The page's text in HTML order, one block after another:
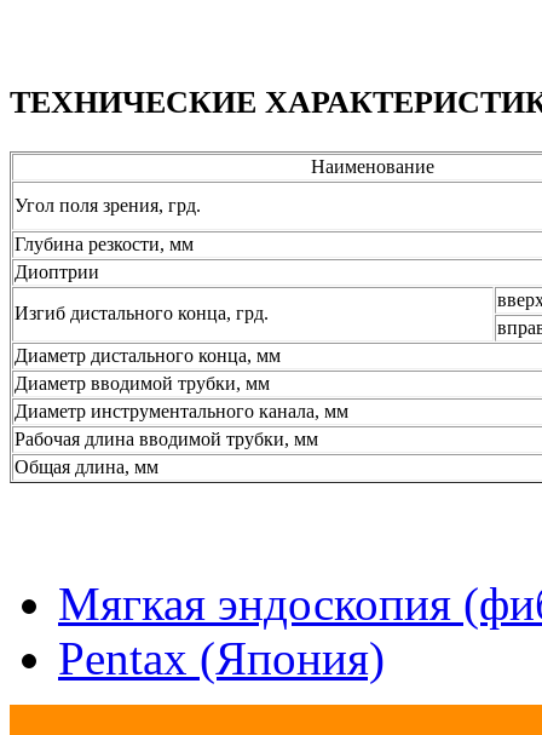
ТЕХНИЧЕСКИЕ
Наименование
Угол поля зрения, грд.
Глубина резкости, мм
Диоптрии
Изгиб дистального конца, грд.
Диаметр дистального конца, мм
Диаметр вводимой трубки, мм
Диаметр инструментального канала, мм
Рабочая длина вводимой трубки, мм
Общая длина, мм
Мягкая эндоскопия
Pentax (Япония)